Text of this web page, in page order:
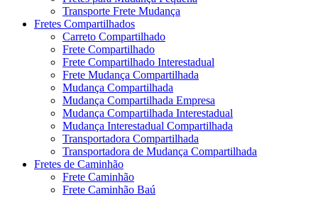
Transporte Frete Mudança
Fretes Compartilhados
Carreto Compartilhado
Frete Compartilhado
Frete Compartilhado Interestadual
Frete Mudança Compartilhada
Mudança Compartilhada
Mudança Compartilhada Empresa
Mudança Compartilhada Interestadual
Mudança Interestadual Compartilhada
Transportadora Compartilhada
Transportadora de Mudança Compartilhada
Fretes de Caminhão
Frete Caminhão
Frete Caminhão Baú